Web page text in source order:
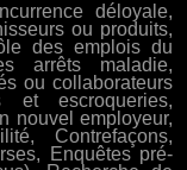
déloyale,
ou produits,
des emplois du
arrêts maladie,
ou collaborateurs
et escroqueries,
nouvel employeur,
Contrefaçons,
Enquêtes pré-